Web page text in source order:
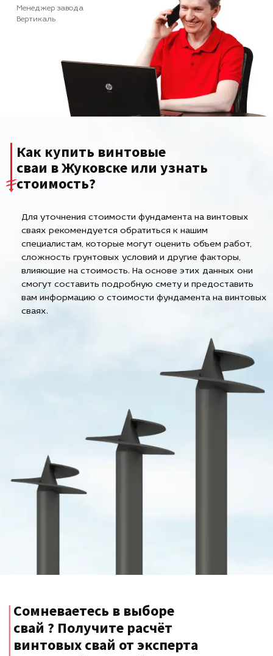
Менеджер завода
Вертикаль
Как купить винтовые
сваи в Жуковске или узнать
стоимость?
Для уточнения стоимости фундамента на винтовых
сваях рекомендуется обратиться к нашим
специалистам, которые могут оценить объем работ,
сложность грунтовых условий и другие факторы,
влияющие на стоимость. На основе этих данных они
смогут составить подробную смету и предоставить
вам информацию о стоимости фундамента на винтовых
сваях.
Сомневаетесь в выборе
свай ? Получите расчёт
винтовых свай от эксперта